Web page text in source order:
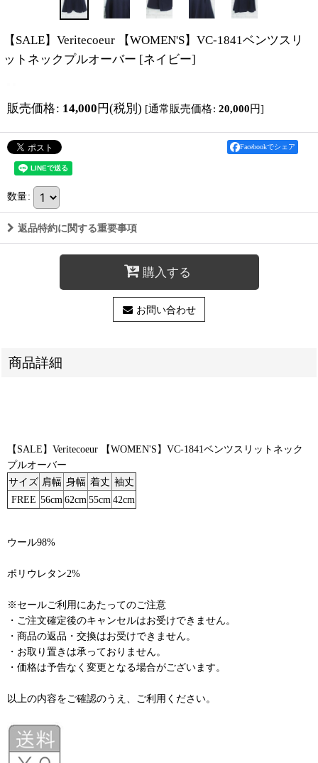
【SALE】Veritecoeur 【WOMEN'S】VC-1841ベンツスリ
ットネックプルオーバー [ネイビー]
販売価格: 14,000 円(税別) [通常販売価格: 20,000円]
Facebookでシェア
数量:
返品特約に関する重要事項
購入する
お問い合わせ
商品詳細
【SALE】Veritecoeur 【WOMEN'S】VC-1841ベンツスリットネック
プルオーバー
サイズ 肩幅 身幅 着丈 袖丈
FREE 56cm 62cm 55cm 42cm
ウール98%
ポリウレタン2%
※セールご利用にあたってのご注意
・ご注文確定後のキャンセルはお受けできません。
・商品の返品・交換はお受けできません。
・お取り置きは承っておりません。
・価格は予告なく変更となる場合がございます。
以上の内容をご確認のうえ、ご利用ください。